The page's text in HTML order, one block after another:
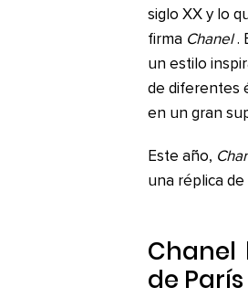
siglo XX y lo
firma Chanel .
un estilo
de diferentes
en un gran
Este año,
una réplica
Chanel
de París